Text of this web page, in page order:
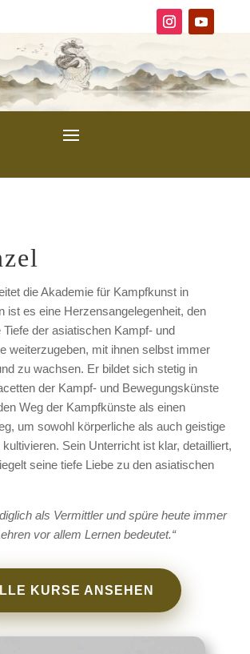
die Akademie für Kampfkunst in
ist es eine Herzensangelegenheit, den
Tiefe der asiatischen Kampf- und
weiterzugeben, mit ihnen selbst immer
zu wachsen. Er bildet sich stetig in
der Kampf- und Bewegungskünste
Weg der Kampfkünste als einen
um sowohl körperliche als auch geistige
Sein Unterricht ist klar, detailliert,
seine tiefe Liebe zu den asiatischen
als Vermittler und spüre heute immer
vor allem Lernen bedeutet.“
KURSE ANSEHEN